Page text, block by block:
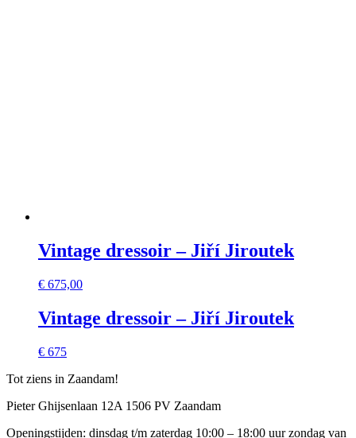
Vintage dressoir – Jiří Jiroutek
€ 675,00
Vintage dressoir – Jiří Jiroutek
€ 675
Tot ziens in Zaandam!
Pieter Ghijsenlaan 12A 1506 PV Zaandam
Openingstijden: dinsdag t/m zaterdag 10:00 – 18:00 uur zondag van